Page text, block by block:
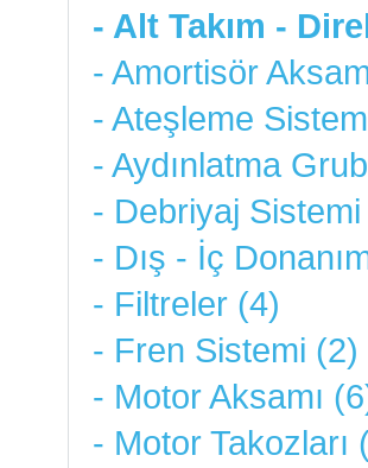
- Alt Takım -
- Amortisör
- Ateşleme
- Aydınlatma
- Debriyaj
- Dış - İç
- Filtreler (4)
- Fren Sistemi (2)
- Motor Aksamı
- Motor Takozları